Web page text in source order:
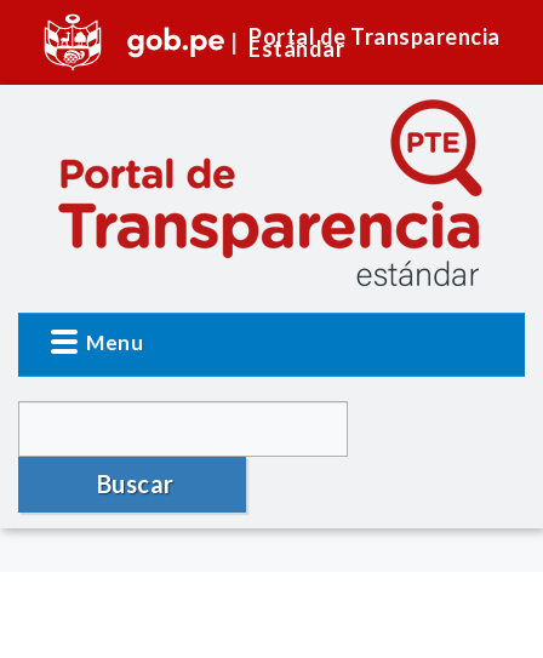
Portal de Transparencia
Estándar
Menu
Buscar